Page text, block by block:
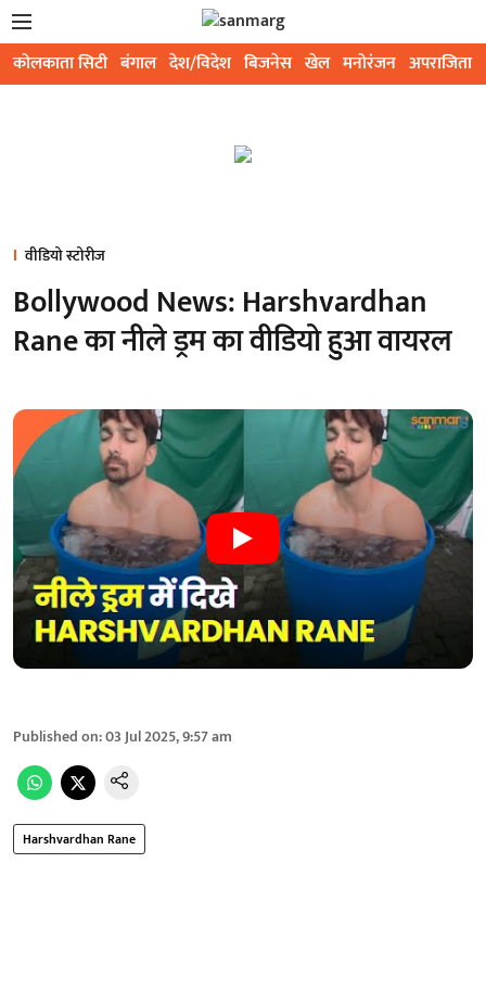
कोलकाता सिटी बंगाल देश/विदेश बिजनेस खेल मनोरंजन अपराजिता
वीडियो स्टोरीज
Bollywood News: Harshvardhan
Rane का नीले ड्रम का वीडियो हुआ वायरल
Published on:03 Jul 2025, 9:57 am
Harshvardhan Rane